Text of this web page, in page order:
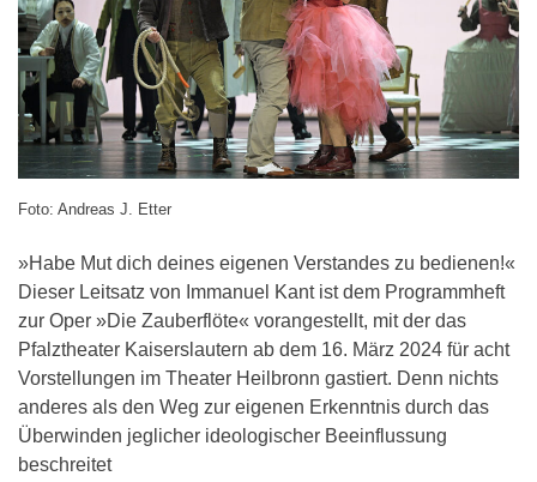
Foto: Andreas J. Etter
»Habe Mut dich deines eigenen Verstandes zu bedienen!«
Dieser Leitsatz von Immanuel Kant ist dem Programmheft
zur Oper »Die Zauberflöte« vorangestellt, mit der das
Pfalztheater Kaiserslautern ab dem 16. März 2024 für acht
Vorstellungen im Theater Heilbronn gastiert. Denn nichts
anderes als den Weg zur eigenen Erkenntnis durch das
Überwinden jeglicher ideologischer Beeinflussung
beschreitet